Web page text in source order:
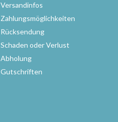
Versandinfos
Zahlungsmöglichkeiten
Rücksendung
Schaden oder Verlust
Abholung
Gutschriften